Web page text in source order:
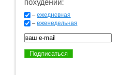
похудении:
– ежедневная
– еженедельная